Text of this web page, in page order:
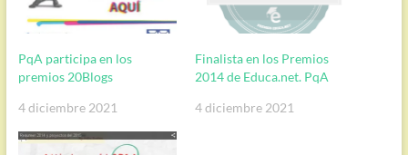
PqA participa en los
premios 20Blogs
4 diciembre 2021
Finalista en los Premios
2014 de Educa.net. PqA
4 diciembre 2021